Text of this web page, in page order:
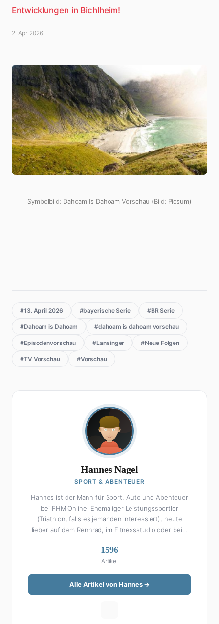
Entwicklungen in Bichlheim!
2. Apr. 2026
Symbolbild: Dahoam Is Dahoam Vorschau (Bild: Picsum)
#13. April 2026 #bayerische Serie #BR Serie
#Dahoam is Dahoam #dahoam is dahoam vorschau
#Episodenvorschau #Lansinger #Neue Folgen
#TV Vorschau #Vorschau
Hannes Nagel
SPORT & ABENTEUER
Hannes ist der Mann für Sport, Auto und Abenteuer
bei FHM Online. Ehemaliger Leistungssportler
(Triathlon, falls es jemanden interessiert), heute
lieber auf dem Rennrad, im Fitnessstudio oder beim
enzyklopädisch: Egal ob Bundesliga-Analyse, Formel 1,
UFC oder Olympia – Hannes liefert fundierte
Einschätzungen mit der Leidenschaft eines echten
Fans. Aber Sport ist nur die halbe Miete: Hannes ist
auch unser Auto-Experte. Vom Elektro-SUV bis zum
1596
Artikel
Alle Artikel von Hannes →